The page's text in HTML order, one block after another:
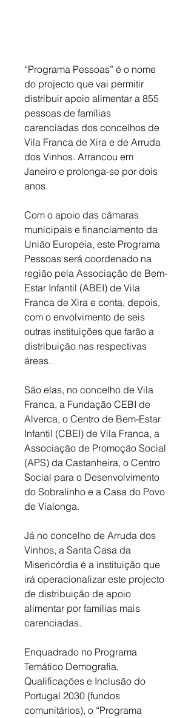
“Programa Pessoas” é o nome
do projecto que vai permitir
distribuir apoio alimentar a 855
pessoas de famílias
carenciadas dos concelhos de
Vila Franca de Xira e de Arruda
dos Vinhos. Arrancou em
Janeiro e prolonga-se por dois
anos.
Com o apoio das câmaras
municipais e financiamento da
União Europeia, este Programa
Pessoas será coordenado na
região pela Associação de Bem-
Estar Infantil (ABEI) de Vila
Franca de Xira e conta, depois,
com o envolvimento de seis
outras instituições que farão a
distribuição nas respectivas
áreas.
São elas, no concelho de Vila
Franca, a Fundação CEBI de
Alverca, o Centro de Bem-Estar
Infantil (CBEI) de Vila Franca, a
Associação de Promoção Social
(APS) da Castanheira, o Centro
Social para o Desenvolvimento
do Sobralinho e a Casa do Povo
de Vialonga.
Já no concelho de Arruda dos
Vinhos, a Santa Casa da
Misericórdia é a instituição que
irá operacionalizar este projecto
de distribuição de apoio
alimentar por famílias mais
carenciadas.
Enquadrado no Programa
Temático Demografia,
Qualificações e Inclusão do
Portugal 2030 (fundos
comunitários), o “Programa